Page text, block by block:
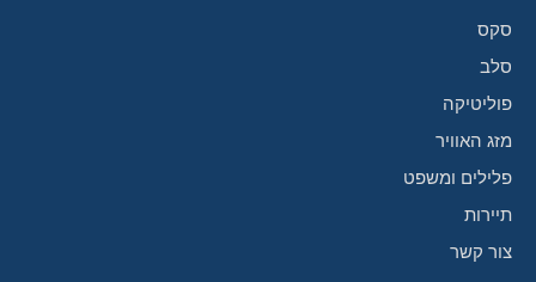
סקס
סלב
פוליטיקה
מזג האוויר
פלילים ומשפט
תיירות
צור קשר